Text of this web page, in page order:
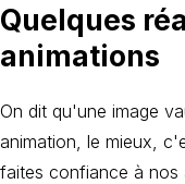
Quelques
animations
On dit qu'une image
animation, le mieux,
faites confiance à nos